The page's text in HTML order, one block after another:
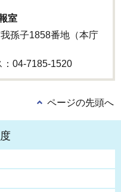
室
孫子1858番地（本庁
：04-7185-1520
ページの先頭へ